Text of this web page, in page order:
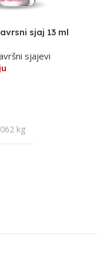
sjaj 13 ml
sjajevi
kg